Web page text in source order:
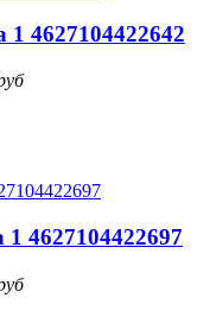
4627104422642
4627104422697